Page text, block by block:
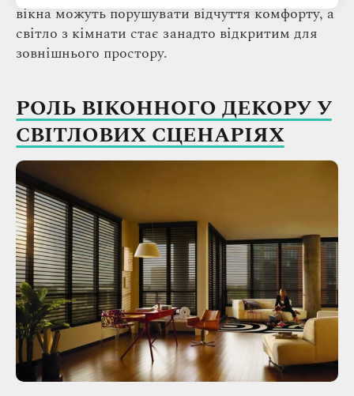
вікна можуть порушувати відчуття комфорту, а
світло з кімнати стає занадто відкритим для
зовнішнього простору.
РОЛЬ ВІКОННОГО ДЕКОРУ У
СВІТЛОВИХ СЦЕНАРІЯХ